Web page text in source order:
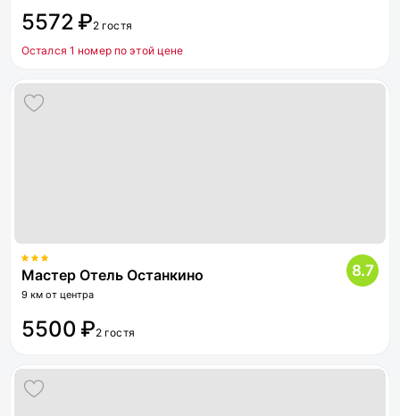
5572 ₽2 гостя
Остался 1 номер по этой цене
Мастер Отель Останкино
9 км от центра
8.7
5500 ₽2 гостя